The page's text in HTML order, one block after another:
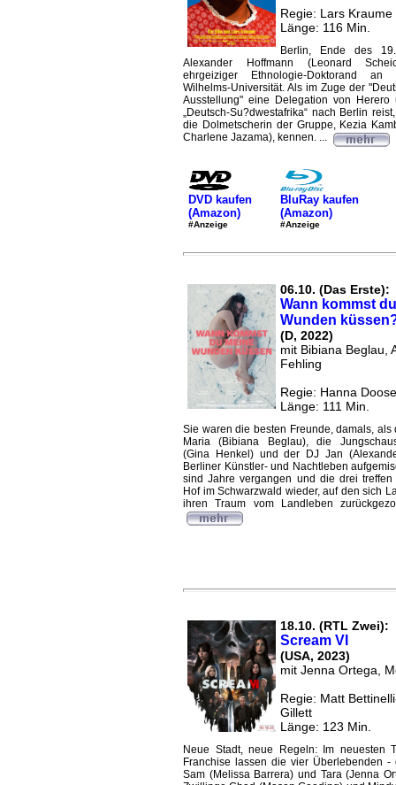
Regie: Lars Kraume
Länge: 116 Min.
Berlin, Ende des
Alexander Hoffmann (Leonard
ehrgeiziger Ethnologie-Doktorand an
Wilhelms-Universität. Als im Zuge der
Ausstellung" eine Delegation von Herero
„Deutsch-Su?dwestafrika“ nach Berlin
die Dolmetscherin der Gruppe, Kezia
Charlene Jazama), kennen. ...
DVD kaufen
(Amazon)
#Anzeige
BluRay kaufen
(Amazon)
#Anzeige
06.10. (Das Erste):
Wann kommst
Wunden
(D, 2022)
mit Bibiana Beglau,
Fehling
Regie: Hanna Doose
Länge: 111 Min.
Sie waren die besten Freunde, damals, als
Maria (Bibiana Beglau), die
(Gina Henkel) und der DJ Jan
Berliner Künstler- und Nachtleben
sind Jahre vergangen und die drei
Hof im Schwarzwald wieder, auf den sich
ihren Traum vom Landleben
18.10. (RTL Zwei):
Scream VI
(USA, 2023)
mit Jenna Ortega,
Regie: Matt
Gillett
Länge: 123 Min.
Neue Stadt, neue Regeln: Im neuesten
Franchise lassen die vier Überlebenden -
Sam (Melissa Barrera) und Tara (Jenna